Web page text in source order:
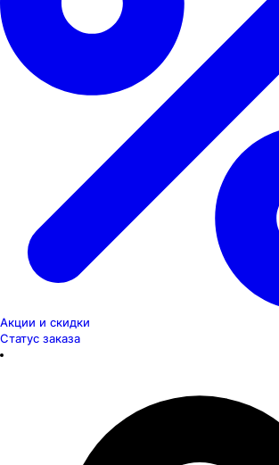
Акции и скидки
Статус заказа